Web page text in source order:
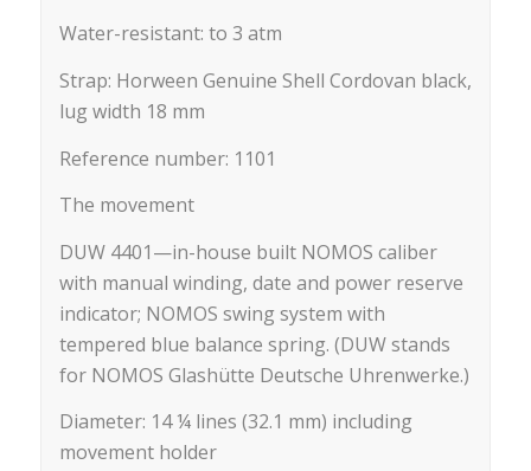
Water-resistant: to 3 atm
Strap: Horween Genuine Shell Cordovan black,
lug width 18 mm
Reference number: 1101
The movement
DUW 4401—in-house built NOMOS caliber
with manual winding, date and power reserve
indicator; NOMOS swing system with
tempered blue balance spring. (DUW stands
for NOMOS Glashütte Deutsche Uhrenwerke.)
Diameter: 14 ¼ lines (32.1 mm) including
movement holder